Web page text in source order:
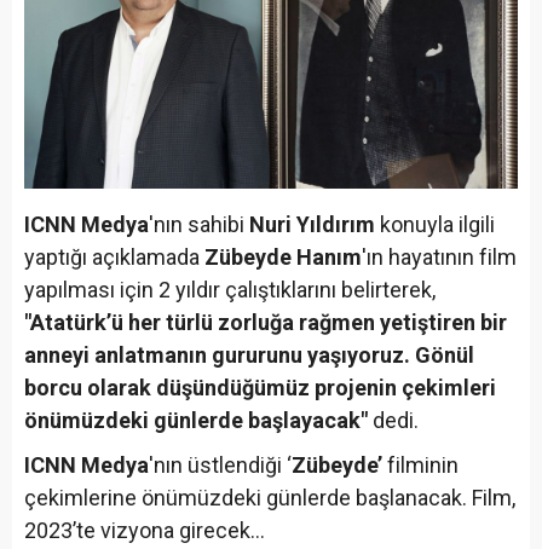
ICNN Medya'nın sahibi Nuri Yıldırım konuyla ilgili
yaptığı açıklamada Zübeyde Hanım'ın hayatının film
yapılması için 2 yıldır çalıştıklarını belirterek,
"Atatürk’ü her türlü zorluğa rağmen yetiştiren bir
anneyi anlatmanın gururunu yaşıyoruz. Gönül
borcu olarak düşündüğümüz projenin çekimleri
önümüzdeki günlerde başlayacak" dedi.
ICNN Medya'nın üstlendiği ‘Zübeyde’filminin
çekimlerine önümüzdeki günlerde başlanacak. Film,
2023’te vizyona girecek…